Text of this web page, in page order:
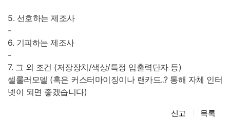
5. 선호하는 제조사
-
6. 기피하는 제조사
-
7. 그 외 조건 (저장장치/색상/특정 입출력단자 등)
셀룰러모델 (혹은 커스터마이징이나 랜카드..? 통해 자체 인터
넷이 되면 좋겠습니다)
신고 목록